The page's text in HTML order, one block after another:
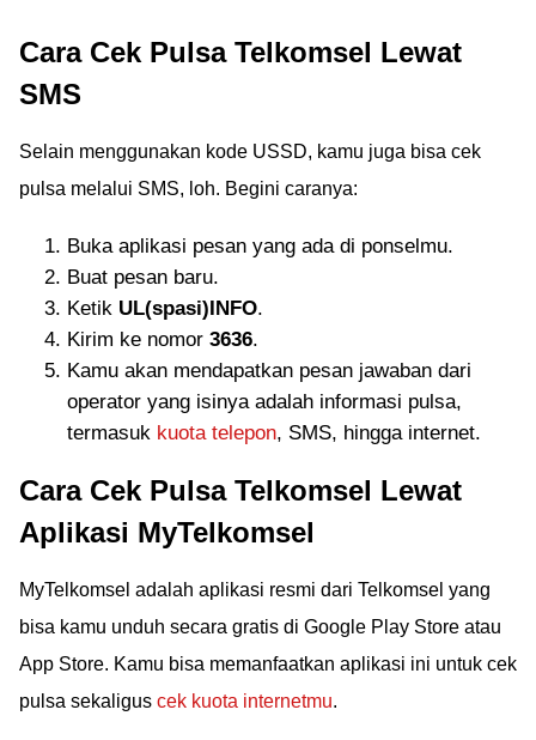
Cara Cek Pulsa Telkomsel Lewat
SMS
Selain menggunakan kode USSD, kamu juga bisa cek
pulsa melalui SMS, loh. Begini caranya:
Buka aplikasi pesan yang ada di ponselmu.
Buat pesan baru.
Ketik UL(spasi)INFO.
Kirim ke nomor 3636.
Kamu akan mendapatkan pesan jawaban dari
operator yang isinya adalah informasi pulsa,
termasuk kuota telepon, SMS, hingga internet.
Cara Cek Pulsa Telkomsel Lewat
Aplikasi MyTelkomsel
MyTelkomsel adalah aplikasi resmi dari Telkomsel yang
bisa kamu unduh secara gratis di Google Play Store atau
App Store. Kamu bisa memanfaatkan aplikasi ini untuk cek
pulsa sekaligus cek kuota internetmu.